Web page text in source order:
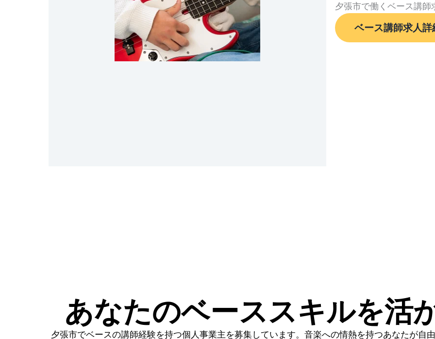
夕張市で働くベース講師
ベース講師求人詳
あなたのベーススキルを活
夕張市でベースの講師経験を持つ個人事業主を募集しています。音楽への情熱を持つあなたが自